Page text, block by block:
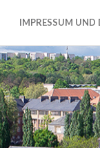
IMPRESSUM UND